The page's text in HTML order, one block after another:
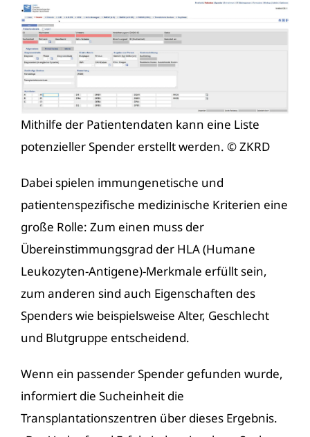
Mithilfe der Patientendaten kann eine Liste
potenzieller Spender erstellt werden. © ZKRD
Dabei spielen immungenetische und
patientenspezifische medizinische Kriterien eine
große Rolle: Zum einen muss der
Übereinstimmungsgrad der HLA(Humane
Leukozyten-Antigene)-Merkmale erfüllt sein,
zum anderen sind auch Eigenschaften des
Spenders wie beispielsweise Alter, Geschlecht
und Blutgruppe entscheidend.
Wenn ein passender Spender gefunden wurde,
informiert die Sucheinheitdie
Transplantationszentren über dieses Ergebnis.